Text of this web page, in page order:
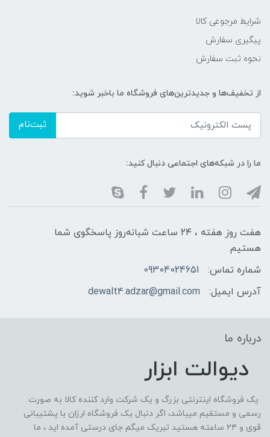
شرایط مرجوعی کالا
پیگیری سفارش
نحوه ثبت سفارش
از تخفیف‌ها و جدیدترین‌های فروشگاه ما باخبر شوید:
ثبت‌نام
ما را در شبکه‌های اجتماعی دنبال کنید:
هفت روز هفته ، ۲۴ ساعت شبانه‌روز پاسخگوی شما
هستیم
شماره تماس:
09304024651
آدرس ایمیل:
dewalt4.adzar@gmail.com
درباره ما
دیوالت ابزار
یک فروشگاه اینترنتی بزرگ و یک شرکت وارد کننده کالا به صورت
رسمی و مستقیم میباشد، اگر دنبال یک فروشگاه ارزان با پشتیبانی
قوی و ۲۴ ساعته هستید تبریک میگم جای درستی آمده اید ، ما